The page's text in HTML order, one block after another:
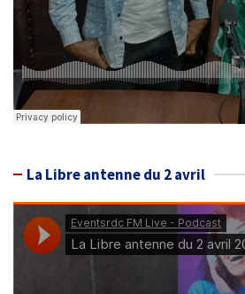
La Libre antenne du 2 avril